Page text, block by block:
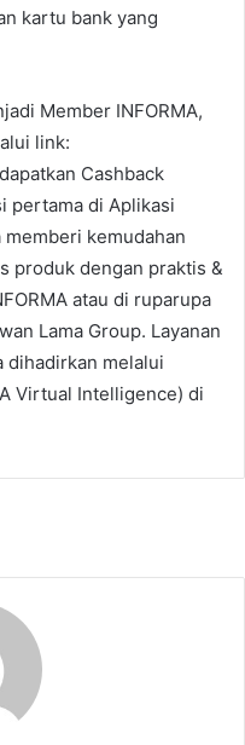
kartu bank yang
Member INFORMA,
link:
Cashback
pertama di Aplikasi
memberi kemudahan
produk dengan praktis &
atau di ruparupa
Lama Group. Layanan
dihadirkan melalui
Virtual Intelligence) di